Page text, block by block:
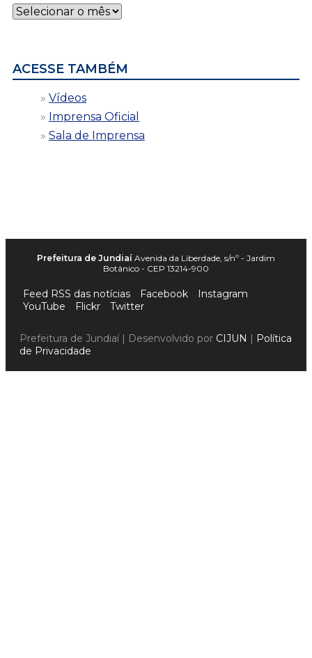
Notícias
por
ACESSE TAMBÉM
Vídeos
Imprensa Oficial
Sala de Imprensa
Prefeitura de Jundiaí Avenida da Liberdade, s/nº - Jardim
Botânico - CEP 13214-900
Feed RSS das notícias Facebook
Instagram
YouTube
Flickr Twitter
Prefeitura de Jundiaí | Desenvolvido por CIJUN | Política
de Privacidade